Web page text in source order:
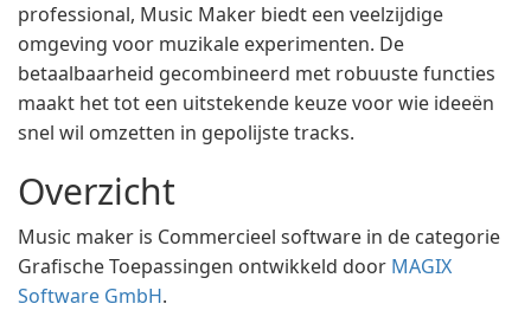
professional, Music Maker biedt een veelzijdige
omgeving voor muzikale experimenten. De
betaalbaarheid gecombineerd met robuuste functies
maakt het tot een uitstekende keuze voor wie ideeën
snel wil omzetten in gepolijste tracks.
Overzicht
Music maker is Commercieel software in de categorie
Grafische Toepassingen ontwikkeld door MAGIX
Software GmbH.